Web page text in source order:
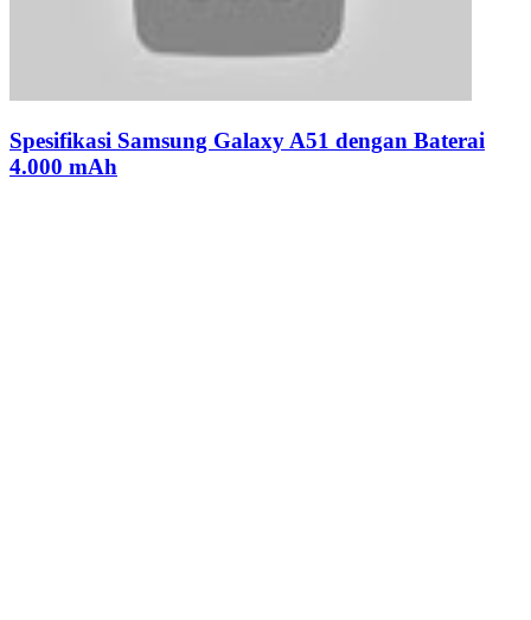
Spesifikasi Samsung Galaxy A51 dengan Baterai
4.000 mAh